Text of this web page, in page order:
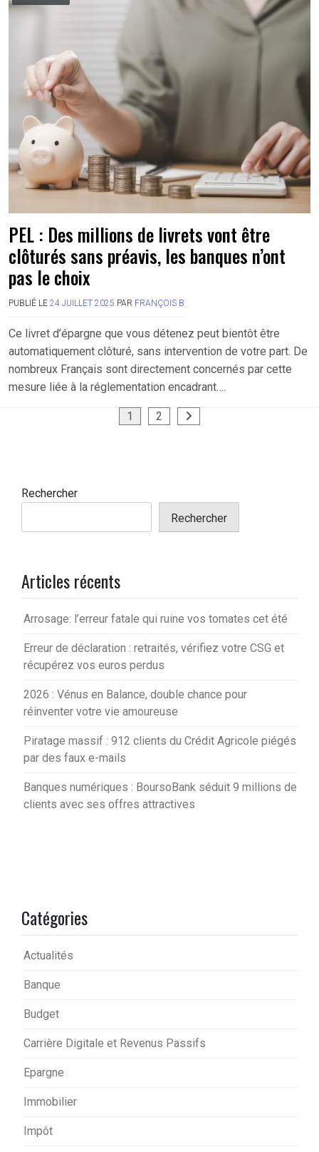
PEL : Des millions de livrets vont être
clôturés sans préavis, les banques n’ont
pas le choix
PUBLIÉ LE 24 JUILLET 2025 PAR FRANÇOIS B
Ce livret d’épargne que vous détenez peut bientôt être
automatiquement clôturé, sans intervention de votre part. De
nombreux Français sont directement concernés par cette
mesure liée à la réglementation encadrant….
1 2
Rechercher
Rechercher
Articles récents
Arrosage: l’erreur fatale qui ruine vos tomates cet été
Erreur de déclaration : retraités, vérifiez votre CSG et
récupérez vos euros perdus
2026 : Vénus en Balance, double chance pour
réinventer votre vie amoureuse
Piratage massif : 912 clients du Crédit Agricole piégés
par des faux e-mails
Banques numériques : BoursoBank séduit 9 millions de
clients avec ses offres attractives
Catégories
Actualités
Banque
Budget
Carrière Digitale et Revenus Passifs
Epargne
Immobilier
Impôt